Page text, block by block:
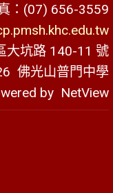
：(07) 656-3559
大坑路 140-11 號
佛光山普門中學
by NetView